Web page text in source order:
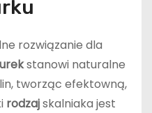
rozwiązanie dla
stanowi naturalne
tworząc efektowną,
rodzajskalniaka jest